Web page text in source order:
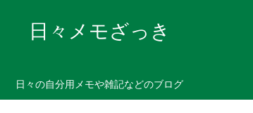
日々メモざっき
日々の自分用メモや雑記などのブログ